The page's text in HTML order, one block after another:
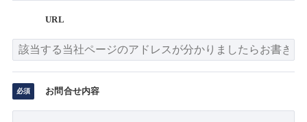
URL
お問合せ内容